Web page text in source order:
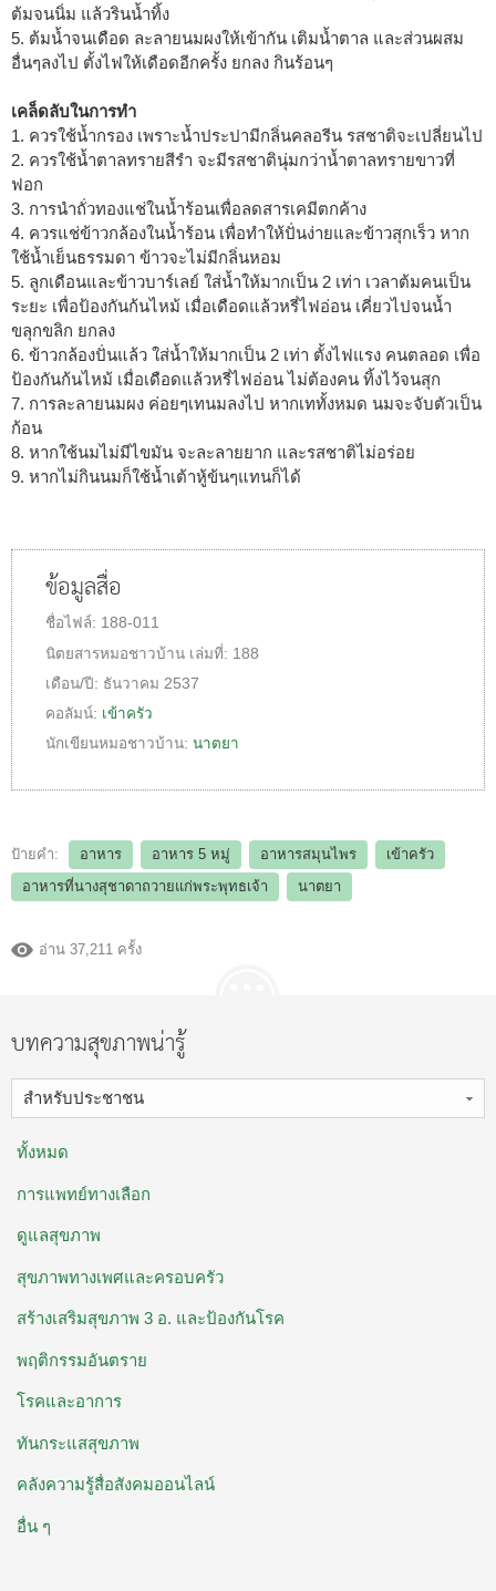
ต้มจนนิ่ม แล้วรินน้ำทิ้ง
5. ต้มน้ำจนเดือด ละลายนมผงให้เข้ากัน เติมน้ำตาล และส่วนผสม
อื่นๆลงไป ตั้งไฟให้เดือดอีกครั้ง ยกลง กินร้อนๆ
เคล็ดลับในการทำ
1. ควรใช้น้ำกรอง เพราะน้ำประปามีกลิ่นคลอรีน รสชาติจะเปลี่ยนไป
2. ควรใช้น้ำตาลทรายสีรำ จะมีรสชาตินุ่มกว่าน้ำตาลทรายขาวที่
ฟอก
3. การนำถั่วทองแช่ในน้ำร้อนเพื่อลดสารเคมีตกค้าง
4. ควรแช่ข้าวกล้องในน้ำร้อน เพื่อทำให้ปั่นง่ายและข้าวสุกเร็ว หาก
ใช้น้ำเย็นธรรมดา ข้าวจะไม่มีกลิ่นหอม
5. ลูกเดือนและข้าวบาร์เลย์ ใส่น้ำให้มากเป็น 2 เท่า เวลาต้มคนเป็น
ระยะ เพื่อป้องกันก้นไหม้ เมื่อเดือดแล้วหรี่ไฟอ่อน เคี่ยวไปจนน้ำ
ขลุกขลิก ยกลง
6. ข้าวกล้องปั่นแล้ว ใส่น้ำให้มากเป็น 2 เท่า ตั้งไฟแรง คนตลอด เพื่อ
ป้องกันก้นไหม้ เมื่อเดือดแล้วหรี่ไฟอ่อน ไม่ต้องคน ทิ้งไว้จนสุก
7. การละลายนมผง ค่อยๆเทนมลงไป หากเททั้งหมด นมจะจับตัวเป็น
ก้อน
8. หากใช้นมไม่มีไขมัน จะละลายยาก และรสชาติไม่อร่อย
9. หากไม่กินนมก็ใช้น้ำเต้าหู้ข้นๆแทนก็ได้
ข้อมูลสื่อ
ชื่อไฟล์: 188-011
นิตยสารหมอชาวบ้าน เล่มที่: 188
เดือน/ปี: ธันวาคม 2537
คอลัมน์: เข้าครัว
นักเขียนหมอชาวบ้าน: นาตยา
ป้ายคำ: อาหาร อาหาร 5 หมู่ อาหารสมุนไพร
เข้าครัว
อาหารที่นางสุชาดาถวายแก่พระพุทธเจ้า
นาตยา
อ่าน 37,211 ครั้ง
บทความสุขภาพน่ารู้
สำหรับประชาชน
ทั้งหมด
การแพทย์ทางเลือก
ดูแลสุขภาพ
สุขภาพทางเพศและครอบครัว
สร้างเสริมสุขภาพ 3 อ. ​และป้องกันโรค
พฤติกรรมอันตราย
โรคและอาการ
ทันกระแสสุขภาพ
คลังความรู้สื่อสังคมออนไลน์
อื่น ๆ